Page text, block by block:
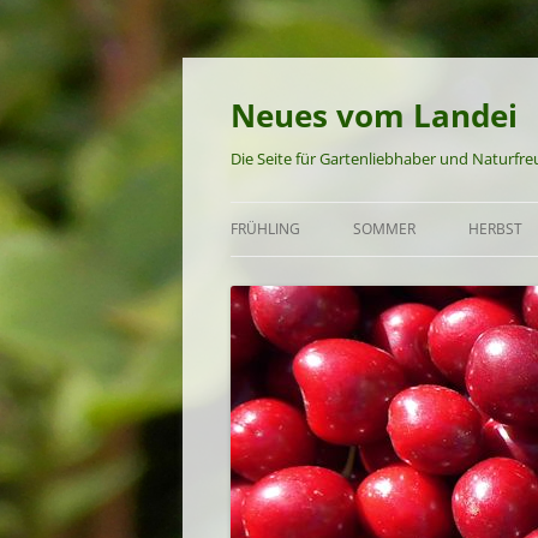
Neues vom Landei
Die Seite für Gartenliebhaber und
FRÜHLING
FRÜHLING
FRÜHLINGS-REZEPTE
SOMMER
FRÜHSOMMER-REZEPTE
SOMMER-REZEPTE
SPÄTSOMMER-REZEPTE
HERBST
HERBST-